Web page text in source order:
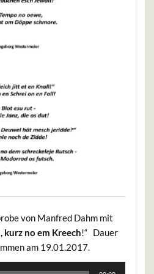
von Manfred Dahm mit
kurz no em Kreech!“ Dauer
am 19.01.2017.